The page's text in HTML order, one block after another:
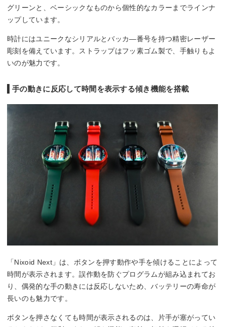
グリーンと、ベーシックなものから個性的なカラーまでラインナ
ップしています。
時計にはユニークなシリアルとバッカ―番号を持つ精密レーザー
彫刻を備えています。ストラップはフッ素ゴム製で、手触りもよ
いのが魅力です。
手の動きに反応して時間を表示する傾き機能を搭載
「Nixoid Next」は、ボタンを押す動作や手を傾けることによって
時間が表示されます。誤作動を防ぐプログラムが組み込まれてお
り、偶発的な手の動きには反応しないため、バッテリーの寿命が
長いのも魅力です。
ボタンを押さなくても時間が表示されるのは、片手が塞がってい